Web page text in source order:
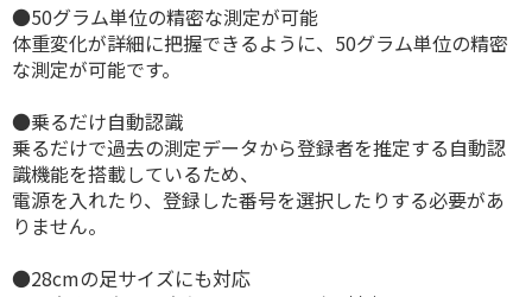
●50グラム単位の精密な測定が可能
体重変化が詳細に把握できるように、50グラム単位の精密
な測定が可能です。
●乗るだけ自動認識
乗るだけで過去の測定データから登録者を推定する自動認
識機能を搭載しているため、
電源を入れたり、登録した番号を選択したりする必要があ
りません。
●28cmの足サイズにも対応